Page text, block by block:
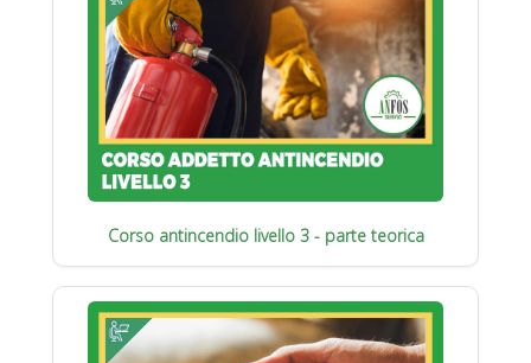
Corso antincendio livello 3 - parte teorica